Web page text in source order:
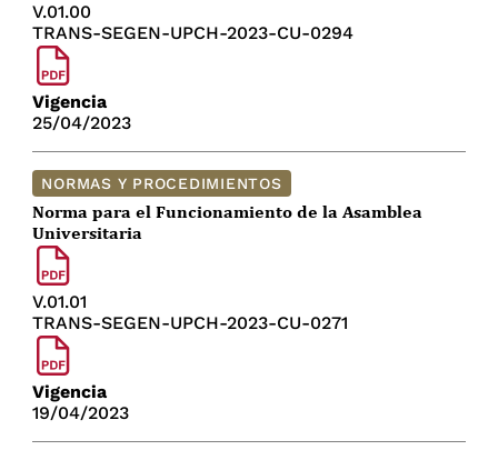
V.01.00
TRANS-SEGEN-UPCH-2023-CU-0294
Vigencia
25/04/2023
NORMAS Y PROCEDIMIENTOS
Norma para el Funcionamiento de la Asamblea
Universitaria
V.01.01
TRANS-SEGEN-UPCH-2023-CU-0271
Vigencia
19/04/2023